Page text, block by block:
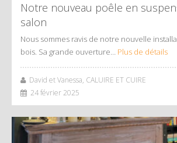
Notre nouveau poêle en
salon
Nous sommes ravis de notre nouvelle
bois. Sa grande ouverture… Plus de détails
David et Vanessa, CALUIRE ET CUIRE
24 février 2025